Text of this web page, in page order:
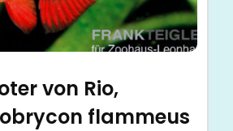
von Rio,
flammeus